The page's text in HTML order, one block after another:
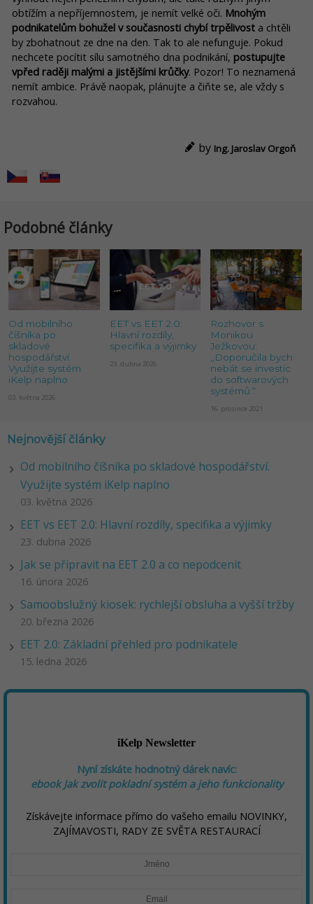
obtížím a nepříjemnostem, je nemít velké oči. Mnohým
podnikatelům bohužel v současnosti chybí trpělivost a chtěli
by zbohatnout ze dne na den. Tak to ale nefunguje. Pokud
nechcete pocítit sílu samotného dna podnikání, postupujte
vpřed raději malými a jistějšími krůčky. Pozor! To neznamená
nemít ambice. Právě naopak, plánujte a čiňte se, ale vždy s
rozvahou.
by Ing. Jaroslav Orgoň
Podobné články
Od mobilního
číšníka po
skladové
hospodářství.
Využijte systém
iKelp naplno
03. května 2026
EET vs EET 2.0:
Hlavní rozdíly,
specifika a výjimky
23. dubna 2026
Rozhovor s
Monikou
Ježkovou:
„Doporučila bych
nebát se investic
do softwarových
systémů.“
16. prosince 2021
Nejnovější články
Od mobilního číšníka po skladové hospodářství.
Využijte systém iKelp naplno
03. května 2026
EET vs EET 2.0: Hlavní rozdíly, specifika a výjimky
23. dubna 2026
Jak se připravit na EET 2.0 a co nepodcenit
16. února 2026
Samoobslužný kiosek: rychlejší obsluha a vyšší tržby
20. března 2026
EET 2.0: Základní přehled pro podnikatele
15. ledna 2026
iKelp Newsletter
Nyní získáte hodnotný dárek navíc:
ebookJak zvolit pokladní systém a jeho funkcionality
Získávejte informace přímo do vašeho emailu NOVINKY,
ZAJÍMAVOSTI, RADY ZE SVĚTA RESTAURACÍ